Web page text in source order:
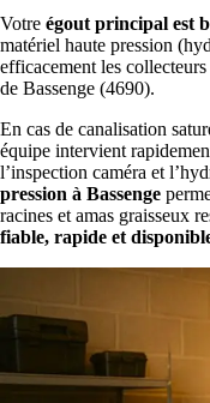
Votre égout principal est
matériel haute pression
efficacement les
de Bassenge (4690).
En cas de canalisation
équipe intervient
l’inspection caméra et
pression à Bassenge
racines et amas graisseux
fiable, rapide et